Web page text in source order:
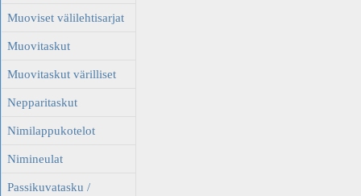
Muoviset välilehtisarjat
Muovitaskut
Muovitaskut värilliset
Nepparitaskut
Nimilappukotelot
Nimineulat
Passikuvatasku /